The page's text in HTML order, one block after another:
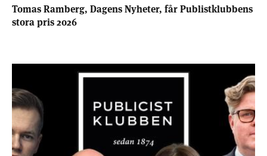
Tomas Ramberg, Dagens Nyheter, får Publistklubbens
stora pris 2026